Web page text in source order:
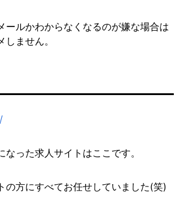
ールかわからなくなるのが嫌な場合は
ません。
った求人サイトはここです。
の方にすべてお任せしていました(笑)